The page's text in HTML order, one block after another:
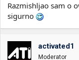
Razmishljao sam o
sigurno
activated1
Moderator